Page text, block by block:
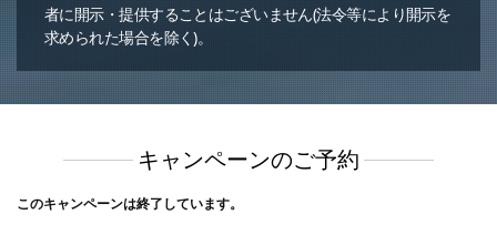
者に開示・提供することはございません(法令等により開示を
求められた場合を除く)。
キャンペーンのご予約
このキャンペーンは終了しています。